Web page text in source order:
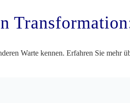
Warte kennen. Erfahren Sie mehr